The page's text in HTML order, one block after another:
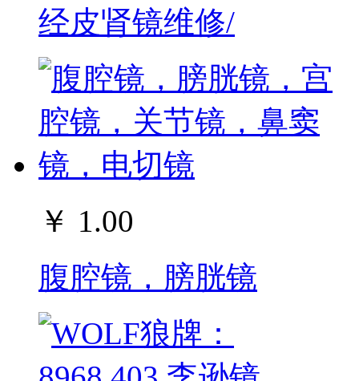
经皮肾镜维修/
￥ 1.00
腹腔镜，膀胱镜